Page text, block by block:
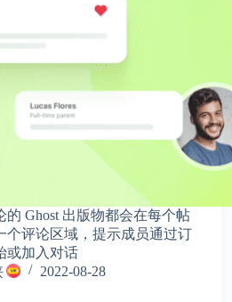
的 Ghost 出版物都会在每个帖
个评论区域，提示成员通过订
或加入对话
2022-08-28